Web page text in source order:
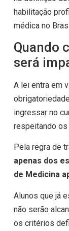
habilitação
médica no
Quando
será
A lei entra em
ingressar no
respeitando os
Pela regra de
apenas dos
de Medicina
Alunos que já
não serão
os critérios